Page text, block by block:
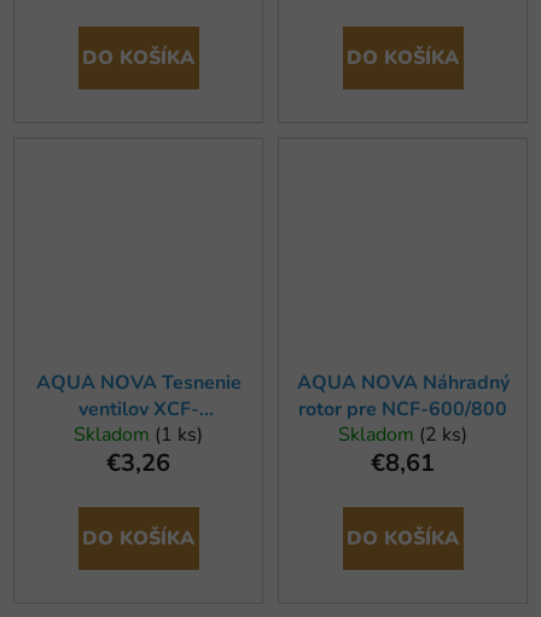
DO KOŠÍKA DO KOŠÍKA
AQUA NOVA Tesnenie
ventilov XCF-
1000/1500/1800, nový
(4ks)
Skladom (1 ks)
€3,26
DO KOŠÍKA
AQUA NOVA Náhradný
rotor pre NCF-600/800
Skladom (2 ks)
€8,61
DO KOŠÍKA